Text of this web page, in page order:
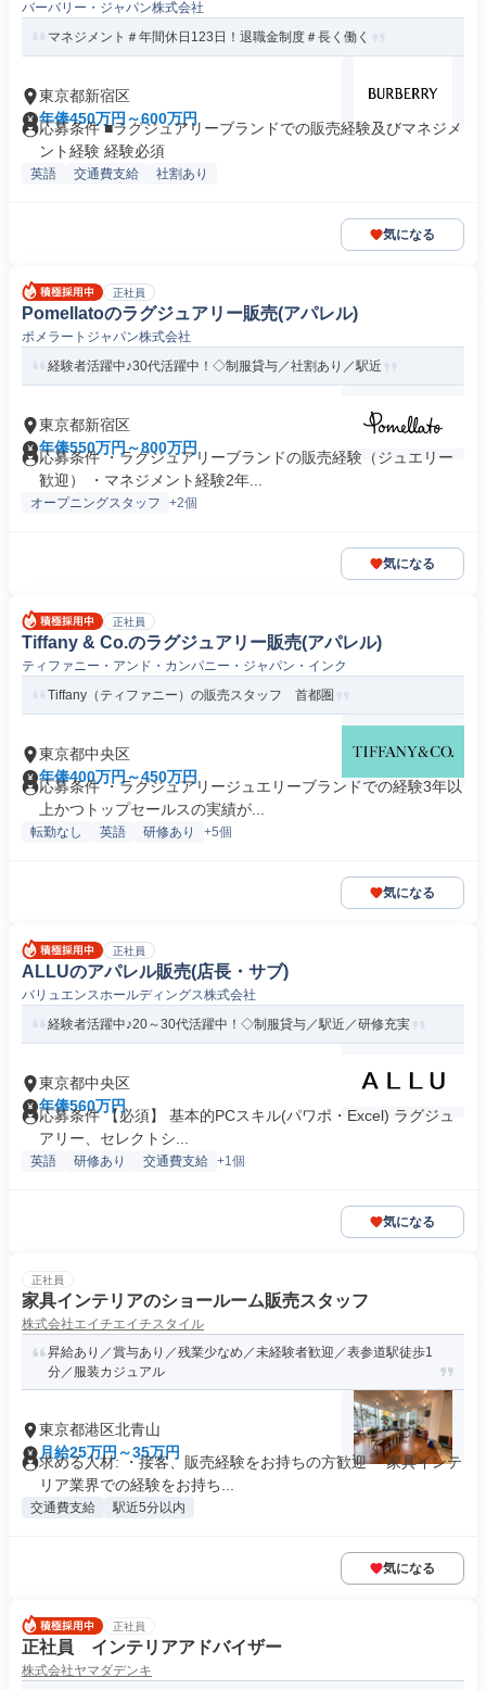
バーバリー・ジャパン株式会社
マネジメント＃年間休日123日！退職金制度＃長く働く
東京都新宿区
年俸450万円～600万円
応募条件 ■ラグジュアリーブランドでの販売経験及びマネジメ
ント経験 経験必須
英語 交通費支給 社割あり
気になる
正社員
Pomellatoのラグジュアリー販売(アパレル)
ポメラートジャパン株式会社
経験者活躍中♪30代活躍中！◇制服貸与／社割あり／駅近
東京都新宿区
年俸550万円～800万円
応募条件 ・ラグジュアリーブランドの販売経験（ジュエリー
歓迎） ・マネジメント経験2年...
オープニングスタッフ +2個
気になる
正社員
Tiffany & Co.のラグジュアリー販売(アパレル)
ティファニー・アンド・カンパニー・ジャパン・インク
Tiffany（ティファニー）の販売スタッフ 首都圏
東京都中央区
年俸400万円～450万円
応募条件 ・ラグジュアリージュエリーブランドでの経験3年以
上かつトップセールスの実績が...
転勤なし 英語 研修あり +5個
気になる
正社員
ALLUのアパレル販売(店長・サブ)
バリュエンスホールディングス株式会社
経験者活躍中♪20～30代活躍中！◇制服貸与／駅近／研修充実
東京都中央区
年俸560万円
応募条件 【必須】 基本的PCスキル(パワポ・Excel) ラグジュ
アリー、セレクトシ...
英語 研修あり 交通費支給 +1個
気になる
正社員
家具インテリアのショールーム販売スタッフ
株式会社エイチエイチスタイル
昇給あり／賞与あり／残業少なめ／未経験者歓迎／表参道駅徒歩1
分／服装カジュアル
東京都港区北青山
月給25万円～35万円
求める人材: ・接客、販売経験をお持ちの方歓迎 ・家具インテ
リア業界での経験をお持ち...
交通費支給 駅近5分以内
気になる
正社員
正社員 インテリアアドバイザー
株式会社ヤマダデンキ